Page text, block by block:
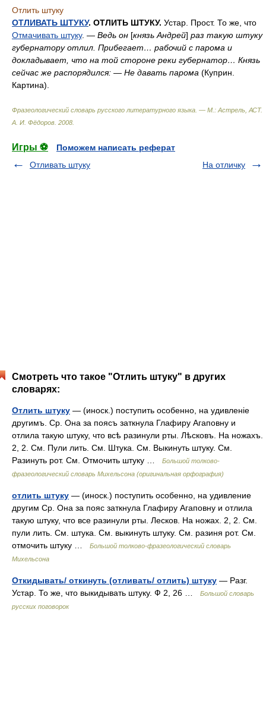
Отлить штуку
ОТЛИВАТЬ ШТУКУ. ОТЛИТЬ ШТУКУ. Устар. Прост. То же, что
Отмачивать штуку. — Ведь он [князь Андрей] раз такую штуку
губернатору отлил. Прибегает… рабочий с парома и
докладывает, что на той стороне реки губернатор… Князь
сейчас же распорядился: — Не давать парома (Куприн.
Картина).
Фразеологический словарь русского литературного языка. — М.: Астрель, АСТ.
А. И. Фёдоров 2008
Игры ⚽
Поможем написать реферат
Отливать штуку
На отличку
Смотреть что такое "Отлить штуку" в других
словарях:
Отлить штуку — (иноск.) поступить особенно, на удивленіе
другимъ. Ср. Она за поясъ заткнула Глафиру Агаповну и
отлила такую штуку, что всѣ разинули рты. Лѣсковъ. На ножахъ.
2, 2. См. Пули лить. См. Штука. См. Выкинуть штуку. См.
Разинуть рот. См. Отмочить штуку …
Большой толково-
фразеологический словарь Михельсона (оригинальная орфография)
отлить штуку — (иноск.) поступить особенно, на удивление
другим Ср. Она за пояс заткнула Глафиру Агаповну и отлила
такую штуку, что все разинули рты. Лесков. На ножах. 2, 2. См.
пули лить. См. штука. См. выкинуть штуку. См. разиня рот. См.
отмочить штуку …
Большой толково-фразеологический словарь
Михельсона
Откидывать/ откинуть (отливать/ отлить) штуку — Разг.
Устар. То же, что выкидывать штуку. Ф 2, 26 …
Большой словарь
русских поговорок